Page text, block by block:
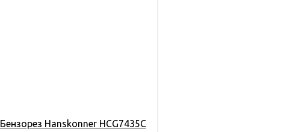
Бензорез Hanskonner HCG7435C